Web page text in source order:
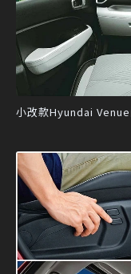
小改款Hyundai